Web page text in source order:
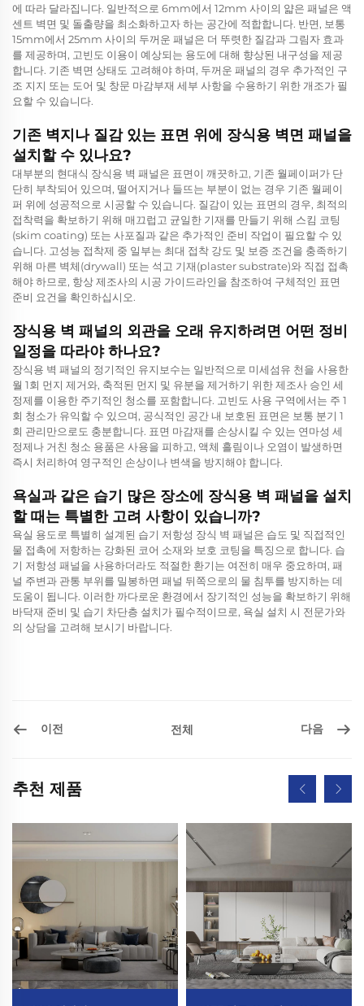
에 따라 달라집니다. 일반적으로 6mm에서 12mm 사이의 얇은 패널은 액
센트 벽면 및 돌출량을 최소화하고자 하는 공간에 적합합니다. 반면, 보통
15mm에서 25mm 사이의 두꺼운 패널은 더 뚜렷한 질감과 그림자 효과
를 제공하며, 고빈도 이용이 예상되는 용도에 대해 향상된 내구성을 제공
합니다. 기존 벽면 상태도 고려해야 하며, 두꺼운 패널의 경우 추가적인 구
조 지지 또는 도어 및 창문 마감부재 세부 사항을 수용하기 위한 개조가 필
요할 수 있습니다.
기존 벽지나 질감 있는 표면 위에 장식용 벽면 패널을
설치할 수 있나요?
대부분의 현대식 장식용 벽 패널은 표면이 깨끗하고, 기존 월페이퍼가 단
단히 부착되어 있으며, 떨어지거나 들뜨는 부분이 없는 경우 기존 월페이
퍼 위에 성공적으로 시공할 수 있습니다. 질감이 있는 표면의 경우, 최적의
접착력을 확보하기 위해 매끄럽고 균일한 기재를 만들기 위해 스킴 코팅
(skim coating) 또는 사포질과 같은 추가적인 준비 작업이 필요할 수 있
습니다. 고성능 접착제 중 일부는 최대 접착 강도 및 보증 조건을 충족하기
위해 마른 벽체(drywall) 또는 석고 기재(plaster substrate)와 직접 접촉
해야 하므로, 항상 제조사의 시공 가이드라인을 참조하여 구체적인 표면
준비 요건을 확인하십시오.
장식용 벽 패널의 외관을 오래 유지하려면 어떤 정비
일정을 따라야 하나요?
장식용 벽 패널의 정기적인 유지보수는 일반적으로 미세섬유 천을 사용한
월 1회 먼지 제거와, 축적된 먼지 및 유분을 제거하기 위한 제조사 승인 세
정제를 이용한 주기적인 청소를 포함합니다. 고빈도 사용 구역에서는 주 1
회 청소가 유익할 수 있으며, 공식적인 공간 내 보호된 표면은 보통 분기 1
회 관리만으로도 충분합니다. 표면 마감재를 손상시킬 수 있는 연마성 세
정제나 거친 청소 용품은 사용을 피하고, 액체 흘림이나 오염이 발생하면
즉시 처리하여 영구적인 손상이나 변색을 방지해야 합니다.
욕실과 같은 습기 많은 장소에 장식용 벽 패널을 설치
할 때는 특별한 고려 사항이 있습니까?
욕실 용도로 특별히 설계된 습기 저항성 장식 벽 패널은 습도 및 직접적인
물 접촉에 저항하는 강화된 코어 소재와 보호 코팅을 특징으로 합니다. 습
기 저항성 패널을 사용하더라도 적절한 환기는 여전히 매우 중요하며, 패
널 주변과 관통 부위를 밀봉하면 패널 뒤쪽으로의 물 침투를 방지하는 데
도움이 됩니다. 이러한 까다로운 환경에서 장기적인 성능을 확보하기 위해
바닥재 준비 및 습기 차단층 설치가 필수적이므로, 욕실 설치 시 전문가와
의 상담을 고려해 보시기 바랍니다.
이전 전체 다음
추천 제품